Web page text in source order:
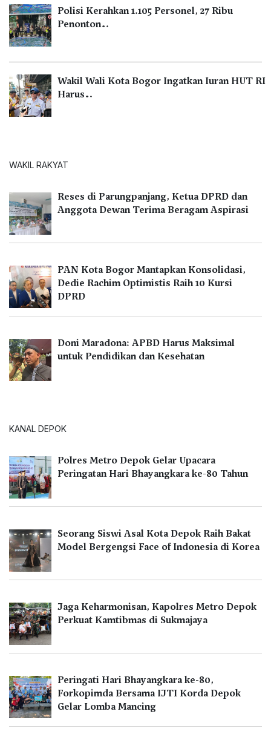
Polisi Kerahkan 1.105 Personel, 27 Ribu
Penonton…
Wakil Wali Kota Bogor Ingatkan Iuran HUT RI
Harus…
WAKIL RAKYAT
Reses di Parungpanjang, Ketua DPRD dan
Anggota Dewan Terima Beragam Aspirasi
PAN Kota Bogor Mantapkan Konsolidasi,
Dedie Rachim Optimistis Raih 10 Kursi
DPRD
Doni Maradona: APBD Harus Maksimal
untuk Pendidikan dan Kesehatan
KANAL DEPOK
Polres Metro Depok Gelar Upacara
Peringatan Hari Bhayangkara ke-80 Tahun
Seorang Siswi Asal Kota Depok Raih Bakat
Model Bergengsi Face of Indonesia di Korea
Jaga Keharmonisan, Kapolres Metro Depok
Perkuat Kamtibmas di Sukmajaya
Peringati Hari Bhayangkara ke-80,
Forkopimda Bersama IJTI Korda Depok
Gelar Lomba Mancing